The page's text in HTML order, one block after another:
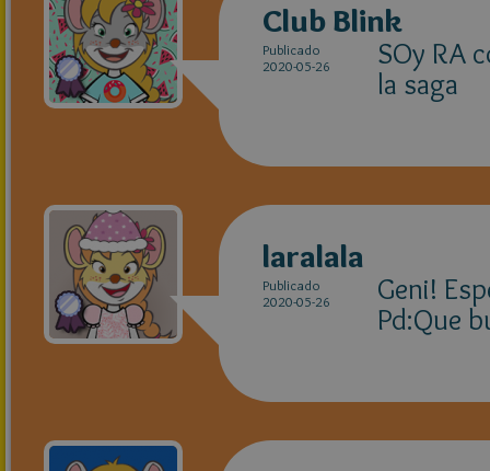
Club Blink
Publicado
2020-05-26
SOy RA
la saga
laralala
Publicado
2020-05-26
Geni!
Pd:Que